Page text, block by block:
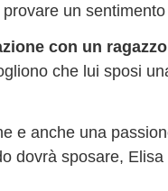
un
con un
che lui sposi
e anche una
dovrà sposare,